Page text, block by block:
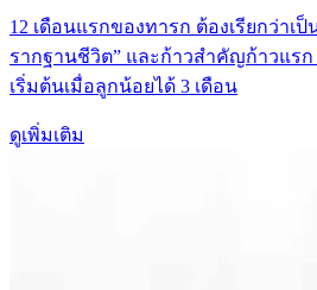
12 เดือนแรกของทารก ต้องเรียกว่าเป็
รากฐานชีวิต” และก้าวสำคัญก้าวแรก
เริ่มต้นเมื่อลูกน้อยได้ 3 เดือน
ดูเพิ่มเติม